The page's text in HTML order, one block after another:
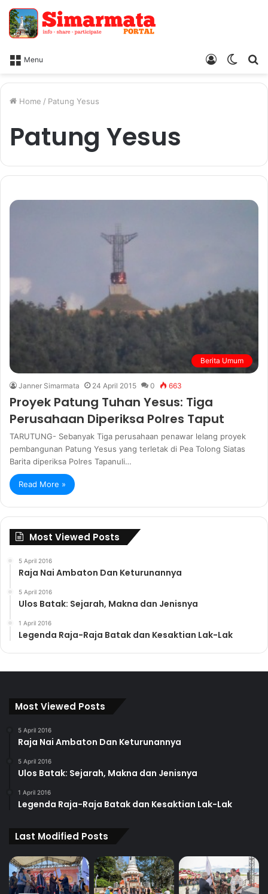
Menu
Switch
Log
Home / Patung Yesus
Patung Yesus
Berita Umum
Janner Simarmata 24 April 2015 0 663
Proyek Patung Tuhan Yesus: Tiga
Perusahaan Diperiksa Polres Taput
TARUTUNG- Sebanyak Tiga perusahaan penawar lelang proyek
pembangunan Patung Yesus yang terletak di Pea Tolong Siatas
Barita diperiksa Polres Tapanuli…
Read More »
Most Viewed Posts
5 April 2016
Raja Nai Ambaton Dan Keturunannya
5 April 2016
Ulos Batak: Sejarah, Makna dan Jenisnya
1 April 2016
Legenda Raja-Raja Batak dan Kesaktian Lak-Lak
Most Viewed Posts
5 April 2016
Raja Nai Ambaton Dan Keturunannya
5 April 2016
Ulos Batak: Sejarah, Makna dan Jenisnya
1 April 2016
Legenda Raja-Raja Batak dan Kesaktian Lak-Lak
Last Modified Posts